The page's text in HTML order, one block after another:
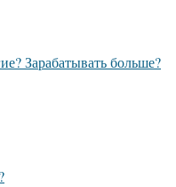
Зарабатывать больше?